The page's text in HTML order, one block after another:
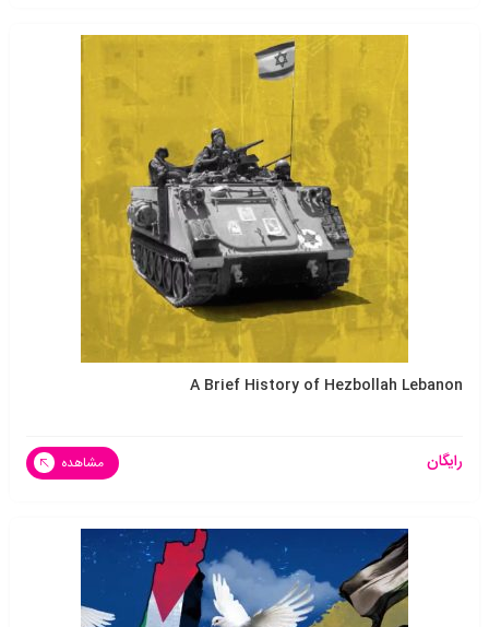
A Brief History of Hezbollah Lebanon
رایگان مشاهده